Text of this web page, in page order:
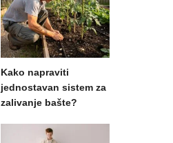
Kako napraviti
jednostavan sistem za
zalivanje bašte?